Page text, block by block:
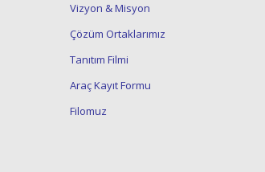
Vizyon & Misyon
Çözüm Ortaklarımız
Tanıtım Filmi
Araç Kayıt Formu
Filomuz